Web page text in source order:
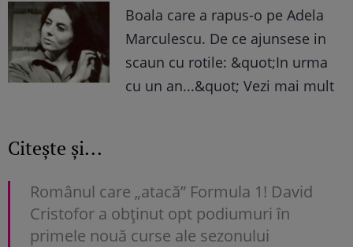
Boala care a rapus-o pe Adela
Marculescu. De ce ajunsese in
scaun cu rotile: &quot;In urma
cu un an...&quot; Vezi mai mult
Citește și...
Românul care „atacă” Formula 1! David
Cristofor a obţinut opt podiumuri în
primele nouă curse ale sezonului